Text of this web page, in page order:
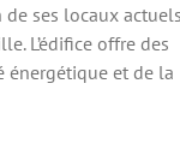
de ses locaux
L’édifice offre des
énergétique et de la